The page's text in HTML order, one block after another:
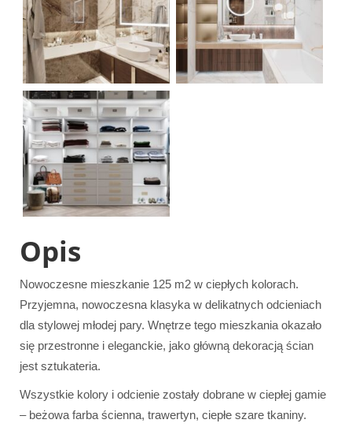
Opis
Nowoczesne mieszkanie 125 m2 w ciepłych kolorach.
Przyjemna, nowoczesna klasyka w delikatnych odcieniach
dla stylowej młodej pary. Wnętrze tego mieszkania okazało
się przestronne i eleganckie, jako główną dekoracją ścian
jest sztukateria.
Wszystkie kolory i odcienie zostały dobrane w ciepłej gamie
– beżowa farba ścienna, trawertyn, ciepłe szare tkaniny.